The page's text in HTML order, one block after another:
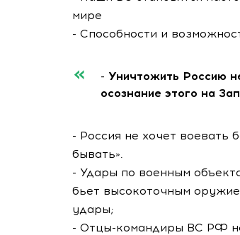
мире
- Способности и
- Уничтожить Россию
осознание этого на
- Россия не хочет воевать
бывать».
- Удары по военным
бьет высокоточным
удары;
- Отцы-командиры ВС РФ